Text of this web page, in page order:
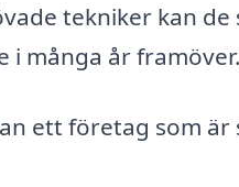
tekniker kan
i många år framöver.
ett företag som är